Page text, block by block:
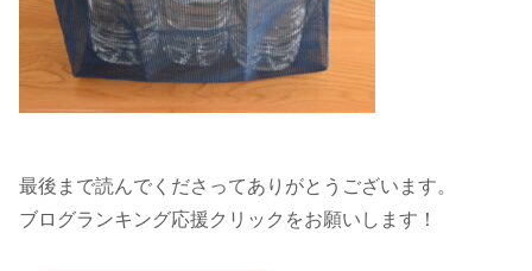
最後まで読んでくださってありがとうございます。
ブログランキング応援クリックをお願いします！